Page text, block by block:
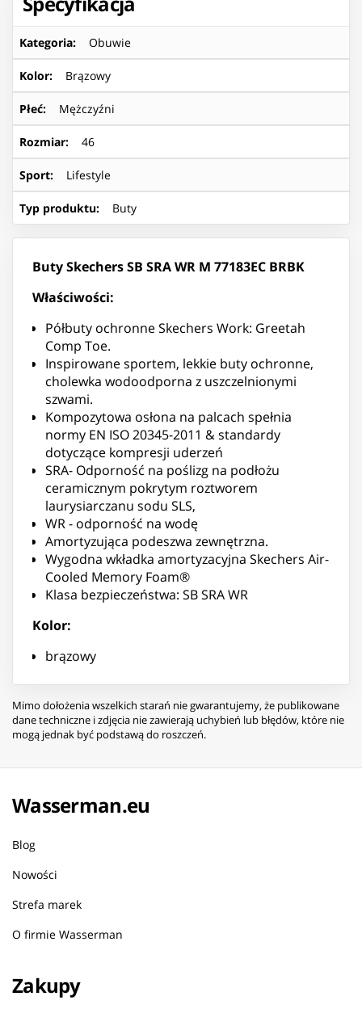
Kategoria: Obuwie
Kolor: Brązowy
Płeć: Mężczyźni
Rozmiar: 46
Sport: Lifestyle
Typ produktu: Buty
Buty Skechers SB SRA WR M 77183EC BRBK
Właściwości:
Półbuty ochronne Skechers Work: Greetah
Comp Toe.
Inspirowane sportem, lekkie buty ochronne,
cholewka wodoodporna z uszczelnionymi
szwami.
Kompozytowa osłona na palcach spełnia
normy EN ISO 20345-2011 & standardy
dotyczące kompresji uderzeń
SRA- Odporność na poślizg na podłożu
ceramicznym pokrytym roztworem
laurysiarczanu sodu SLS,
WR - odporność na wodę
Amortyzująca podeszwa zewnętrzna.
Wygodna wkładka amortyzacyjna Skechers Air-
Cooled Memory Foam®
Klasa bezpieczeństwa: SB SRA WR
Kolor:
brązowy
Mimo dołożenia wszelkich starań nie gwarantujemy, że publikowane
dane techniczne i zdjęcia nie zawierają uchybień lub błędów, które nie
mogą jednak być podstawą do roszczeń.
Wasserman.eu
Blog
Nowości
Strefa marek
O firmie Wasserman
Zakupy